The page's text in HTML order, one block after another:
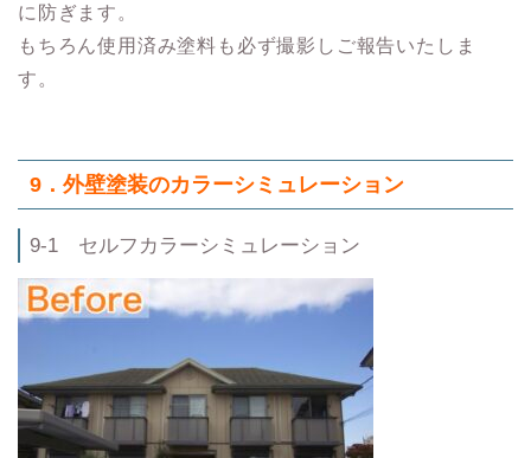
に防ぎます。
もちろん使用済み塗料も必ず撮影しご報告いたしま
す。
9．外壁塗装のカラーシミュレーション
9-1 セルフカラーシミュレーション